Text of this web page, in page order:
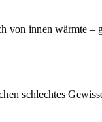
innen wärmte –
schlechtes